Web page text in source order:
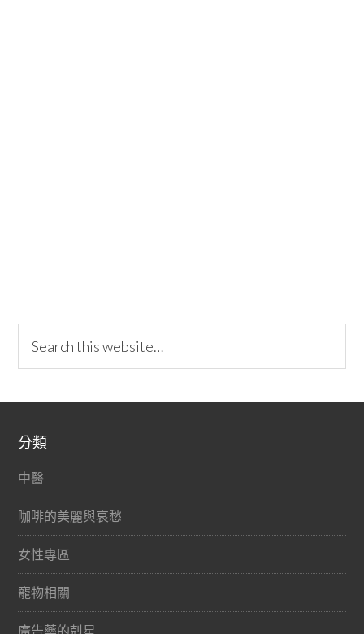
分類
中醫
咖啡的美麗與哀愁
女性專區
寵物相關
廣告藥的剋星